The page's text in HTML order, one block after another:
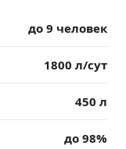
до 9 человек
1800 л/сут
450 л
до 98%